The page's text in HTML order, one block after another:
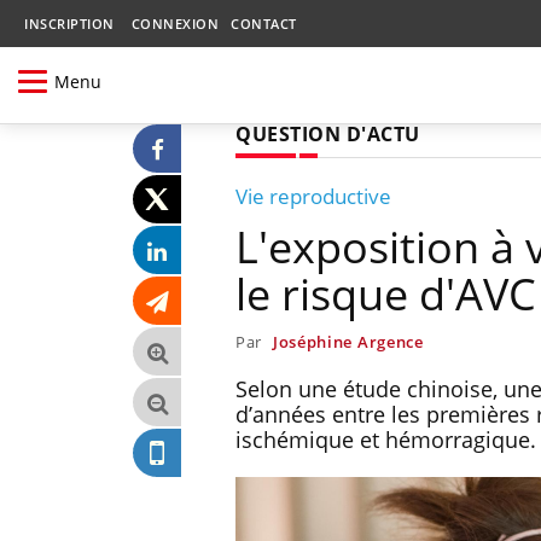
INSCRIPTION CONNEXION CONTACT
Menu
QUESTION D'ACTU
Vie reproductive
L'exposition à
le risque
Par Joséphine Argence
Selon une étude chinoise,
d’années entre les
ischémique et hémorragique.